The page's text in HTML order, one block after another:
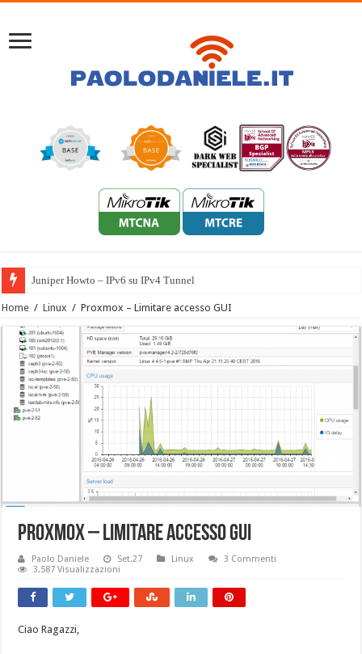
Juniper Howto – IPv6 su IPv4 Tunnel
Home / Linux / Proxmox – Limitare accesso GUI
Proxmox – Limitare accesso GUI
Paolo Daniele Set.27 Linux
3 Commenti
3,587 Visualizzazioni
Ciao Ragazzi,